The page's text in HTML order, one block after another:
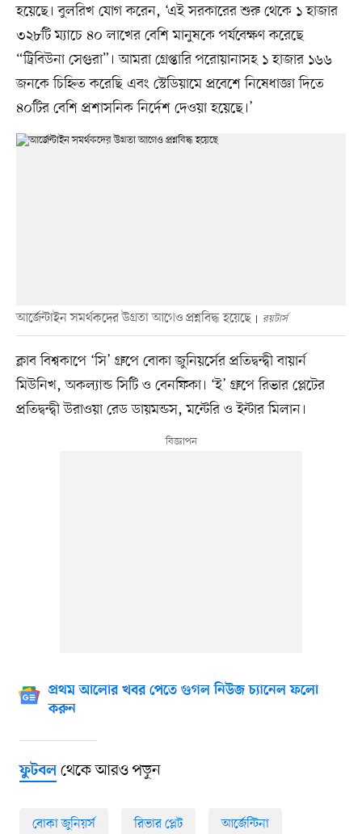
হয়েছে। বুলরিখ যোগ করেন, ‘এই সরকারের শুরু থেকে ১ হাজার
৩২৮টি ম্যাচে ৪০ লাখের বেশি মানুষকে পর্যবেক্ষণ করেছে
“ট্রিবিউনা সেগুরা”। আমরা গ্রেপ্তারি পরোয়ানাসহ ১ হাজার ১৬৬
জনকে চিহ্নিত করেছি এবং স্টেডিয়ামে প্রবেশে নিষেধাজ্ঞা দিতে
৪০টির বেশি প্রশাসনিক নির্দেশ দেওয়া হয়েছে।’
আর্জেন্টাইন সমর্থকদের উগ্রতা আগেও প্রশ্নবিদ্ধ হয়েছে রয়টার্স
ক্লাব বিশ্বকাপে ‘সি’ গ্রুপে বোকা জুনিয়র্সের প্রতিদ্বন্দ্বী বায়ার্ন
মিউনিখ, অকল্যান্ড সিটি ও বেনফিকা। ‘ই’ গ্রুপে রিভার প্লেটের
প্রতিদ্বন্দ্বী উরাওয়া রেড ডায়মন্ডস, মন্টেরি ও ইন্টার মিলান।
প্রথম আলোর খবর পেতে গুগল নিউজ চ্যানেল ফলো
করুন
ফুটবলথেকে আরও পড়ুন
বোকা জুনিয়র্স রিভার প্লেট আর্জেন্টিনা